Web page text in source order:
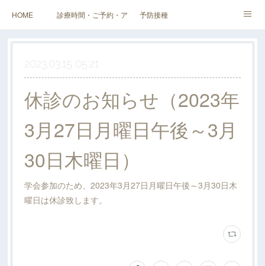
HOME 診療時間・ご予約・アクセス予防接種
健診（検診）・人間ドック・その他外来
企業健診 スタッフ・当院紹介
2023.03.15 05:21
休診のお知らせ（2023年
3月27日月曜日午後～3月
30日木曜日）
学会参加のため、2023年3月27日月曜日午後～3月30日木
曜日は休診致します。